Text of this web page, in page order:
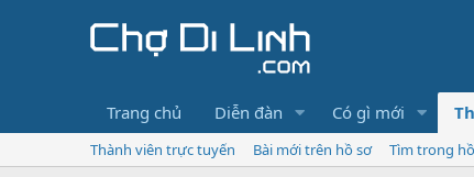
Trang chủ Diễn đàn Có gì mới
Thành viên trực tuyến Bài mới trên hồ sơ
Tìm trong